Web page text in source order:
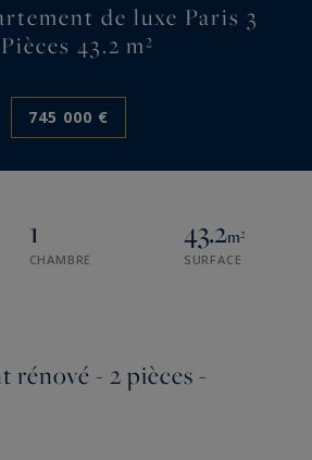
de luxe Paris 3
43.2 m²
745 000 €
1
CHAMBRE
43.2m²
SURFACE
rénové - 2 pièces -